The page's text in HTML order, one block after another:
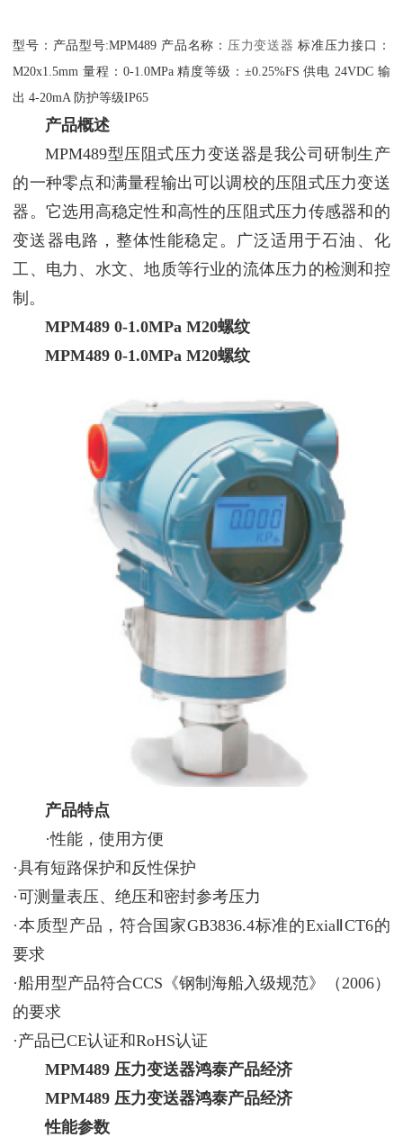
型号：产品型号:MPM489 产品名称： 压力变送器 标准压力接口：
M20x1.5mm 量程：0-1.0MPa 精度等级：±0.25%FS 供电 24VDC 输
出 4-20mA 防护等级IP65
产品概述
MPM489型压阻式压力变送器是我公司研制生产
的一种零点和满量程输出可以调校的压阻式压力变送
器。它选用高稳定性和高性的压阻式压力传感器和的
变送器电路，整体性能稳定。广泛适用于石油、化
工、电力、水文、地质等行业的流体压力的检测和控
制。
MPM489 0-1.0MPa M20螺纹
MPM489 0-1.0MPa M20螺纹
产品特点
·性能，使用方便
·具有短路保护和反性保护
·可测量表压、绝压和密封参考压力
·本质型产品，符合国家GB3836.4标准的ExiaⅡCT6的
要求
·船用型产品符合CCS《钢制海船入级规范》（2006）
的要求
·产品已CE认证和RoHS认证
MPM489 压力变送器鸿泰产品经济
MPM489 压力变送器鸿泰产品经济
性能参数